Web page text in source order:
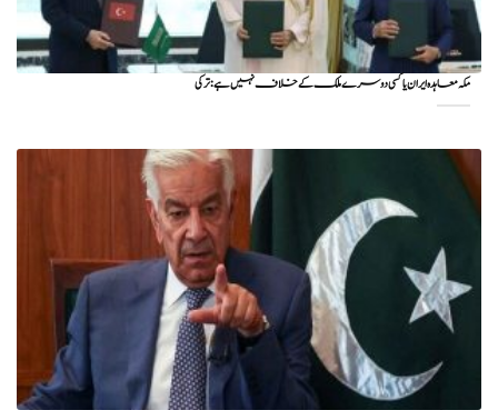
مکہ معاہدہ ایران یا کسی دوسرے ملک کے خلاف نہیں ہے: ترکی